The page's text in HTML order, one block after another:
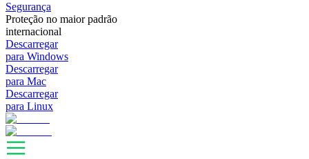
Segurança
Proteção no maior padrão
internacional
Descarregar
para Windows
Descarregar
para Mac
Descarregar
para Linux